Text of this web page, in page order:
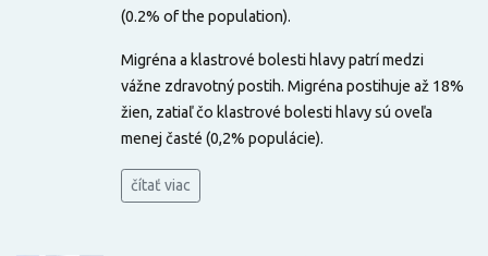
(0.2% of the population).
Migréna a klastrové bolesti hlavy patrí medzi
vážne zdravotný postih. Migréna postihuje až 18%
žien, zatiaľ čo klastrové bolesti hlavy sú oveľa
menej časté (0,2% populácie).
čítať viac